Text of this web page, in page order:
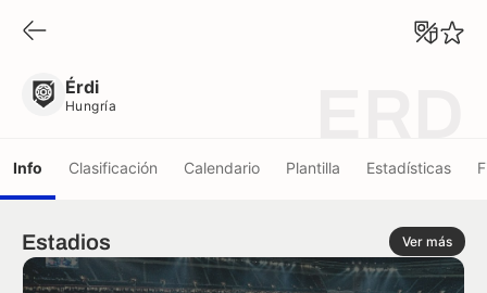
Érdi
Hungría
Info Clasificación Calendario Plantilla Estadísticas
Estadios Ver más